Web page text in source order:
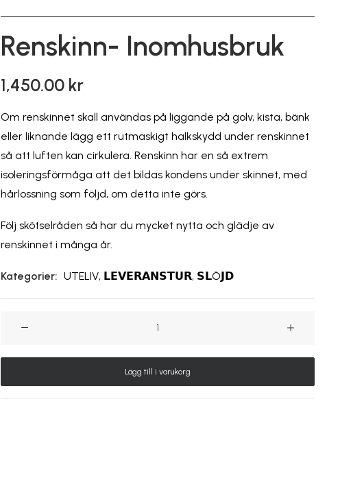
Renskinn- Inomhusbruk
1,450.00 kr
Om renskinnet skall användas på liggande på golv, kista, bänk
eller liknande lägg ett rutmaskigt halkskydd under renskinnet
så att luften kan cirkulera. Renskinn har en så extrem
isoleringsförmåga att det bildas kondens under skinnet, med
hårlossning som följd, om detta inte görs.
Följ skötselråden så har du mycket nytta och glädje av
renskinnet i många år.
Kategorier: UTELIV, 𝗟𝗘𝗩𝗘𝗥𝗔𝗡𝗦𝗧𝗨𝗥, 𝗦𝗟Ö𝗝𝗗
mängd
Lägg till i varukorg